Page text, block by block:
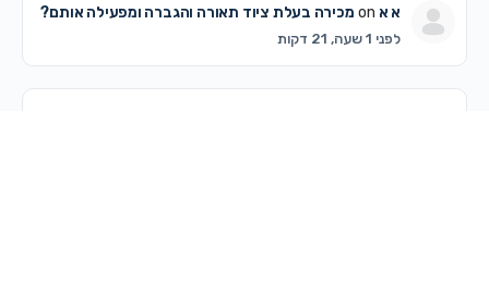
א א מכירה בעלת ציוד תאורה והגברה ומפעילה אותם?
לפני 1 שעה, 21 דקות